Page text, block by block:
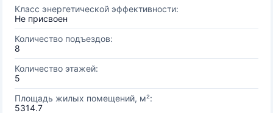
Класс энергетической эффективности:
Не присвоен
Количество подъездов:
8
Количество этажей:
5
Площадь жилых помещений, м²:
5314.7